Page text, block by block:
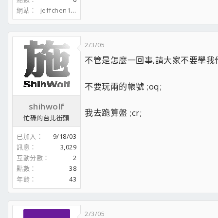
網站
jeffchen1204.spaces.live.com
shihwolf
忙碌的台北街頭
已加入
9/18/03
訊息
3,029
互動分數
2
點數
38
年齡
43
2/3/05
不管是怎麼一回事,請大家不要學我
不要玩兩的帳號 ;oq;
我去跪算盤 ;cr;
2/3/05